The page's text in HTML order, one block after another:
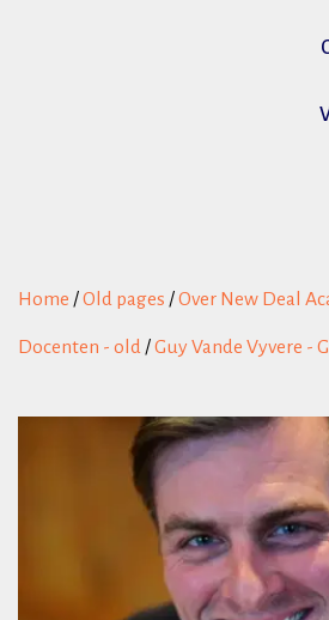
Home /Old pages /Over New Deal
Docenten - old/Guy Vande Vyvere -